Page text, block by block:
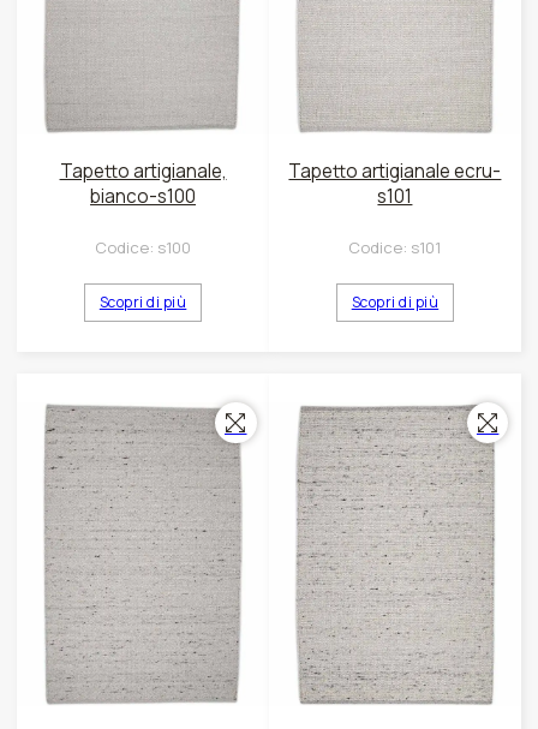
Tapetto artigianale,
bianco-s100
Codice: s100
Scopri di più
Tapetto artigianale ecru-
s101
Codice: s101
Scopri di più